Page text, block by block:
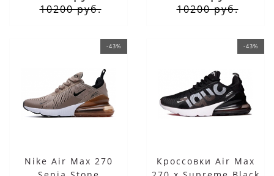
10200 руб. 10200 руб.
-43%
Nike Air Max 270
-43%
Кроссовки Air Max